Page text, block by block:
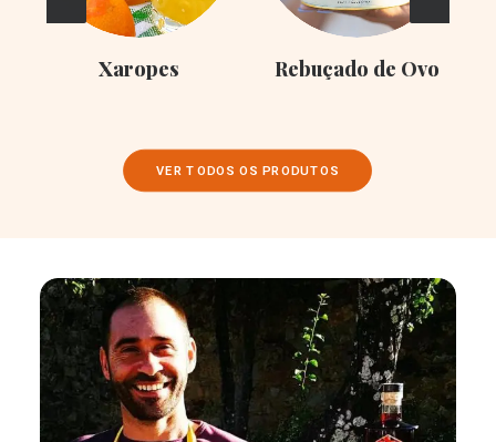
Xaropes Rebuçado de Ovo
VER TODOS OS PRODUTOS